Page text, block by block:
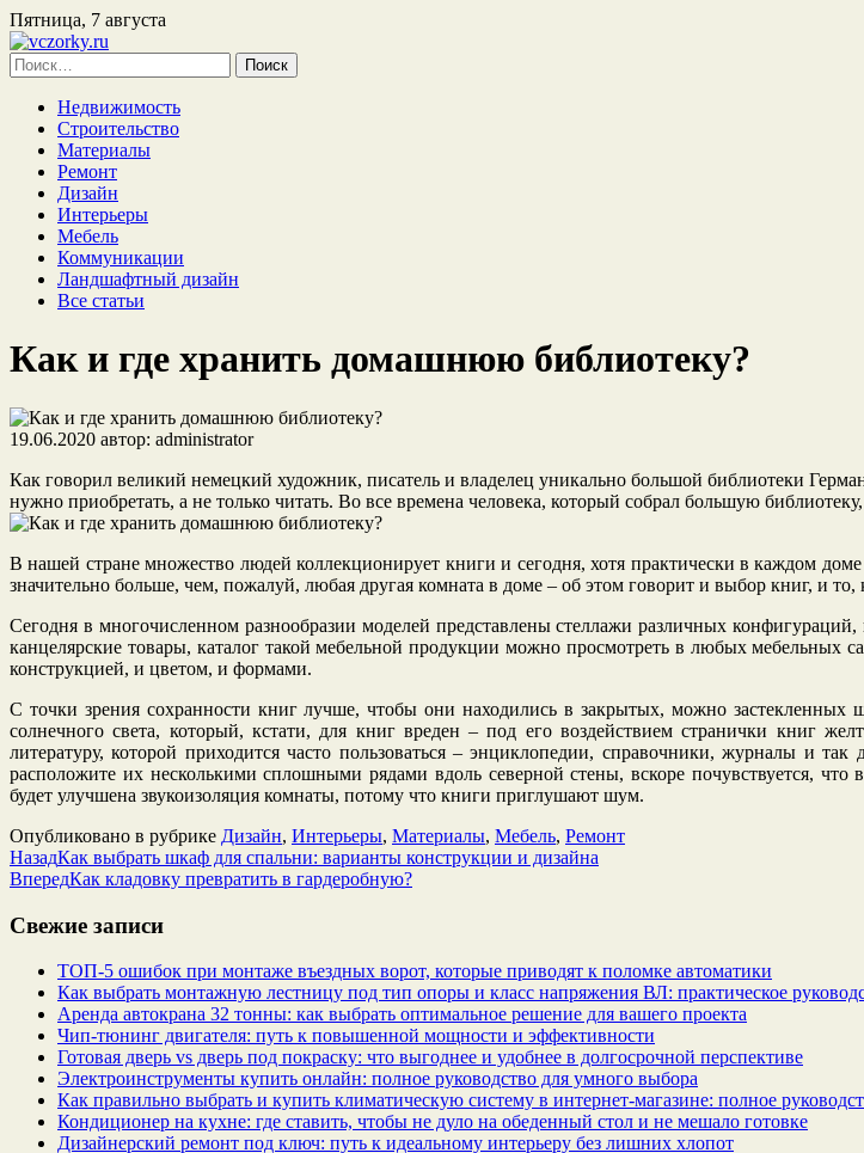
Пятница, 7 августа
Найти:
Недвижимость
Строительство
Материалы
Ремонт
Дизайн
Интерьеры
Мебель
Коммуникации
Ландшафтный дизайн
Все статьи
Как и где хранить домашнюю библиотеку?
19.06.2020 автор: administrator
Как говорил великий немецкий художник, писатель и владелец уникально большой библиотеки
нужно приобретать, а не только читать. Во все времена человека, который собрал большую
В нашей стране множество людей коллекционирует книги и сегодня, хотя практически в каждом
значительно больше, чем, пожалуй, любая другая комната в доме – об этом говорит и выбор книг, и
Сегодня в многочисленном разнообразии моделей представлены стеллажи различных
канцелярские товары, каталог такой мебельной продукции можно просмотреть в любых мебельных
конструкцией, и цветом, и формами.
С точки зрения сохранности книг лучше, чтобы они находились в закрытых, можно
солнечного света, который, кстати, для книг вреден – под его воздействием странички книг
литературу, которой приходится часто пользоваться – энциклопедии, справочники, журналы и
расположите их несколькими сплошными рядами вдоль северной стены, вскоре почувствуется,
будет улучшена звукоизоляция комнаты, потому что книги приглушают шум.
Опубликовано в рубрике Дизайн, Интерьеры, Материалы, Мебель, Ремонт
НазадКак выбрать шкаф для спальни: варианты конструкции и дизайна
ВпередКак кладовку превратить в гардеробную?
Свежие записи
ТОП-5 ошибок при монтаже въездных ворот, которые приводят к поломке автоматики
Как выбрать монтажную лестницу под тип опоры и класс напряжения ВЛ: практическое
Аренда автокрана 32 тонны: как выбрать оптимальное решение для вашего проекта
Чип‑тюнинг двигателя: путь к повышенной мощности и эффективности
Готовая дверь vs дверь под покраску: что выгоднее и удобнее в долгосрочной перспективе
Электроинструменты купить онлайн: полное руководство для умного выбора
Как правильно выбрать и купить климатическую систему в интернет‑магазине: полное
Кондиционер на кухне: где ставить, чтобы не дуло на обеденный стол и не мешало готовке
Дизайнерский ремонт под ключ: путь к идеальному интерьеру без лишних хлопот